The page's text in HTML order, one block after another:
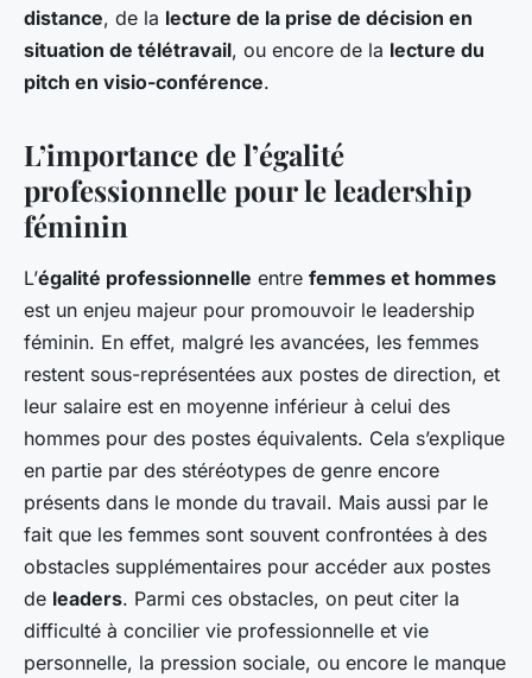
distance, de la lecture de la prise de décision en
situation de télétravail, ou encore de la lecture du
pitch en visio-conférence.
L’importance de l’égalité
professionnelle pour le leadership
féminin
L’égalité professionnelle entre femmes et hommes
est un enjeu majeur pour promouvoir le leadership
féminin. En effet, malgré les avancées, les femmes
restent sous-représentées aux postes de direction, et
leur salaire est en moyenne inférieur à celui des
hommes pour des postes équivalents. Cela s’explique
en partie par des stéréotypes de genre encore
présents dans le monde du travail. Mais aussi par le
fait que les femmes sont souvent confrontées à des
obstacles supplémentaires pour accéder aux postes
de leaders. Parmi ces obstacles, on peut citer la
difficulté à concilier vie professionnelle et vie
personnelle, la pression sociale, ou encore le manque